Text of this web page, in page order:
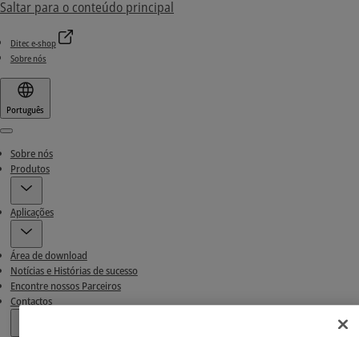
Saltar para o conteúdo principal
Ditec e-shop
Sobre nós
Português
Menu
Sobre nós
Produtos
Aplicações
Área de download
Notícias e Histórias de sucesso
Encontre nossos Parceiros
Contactos